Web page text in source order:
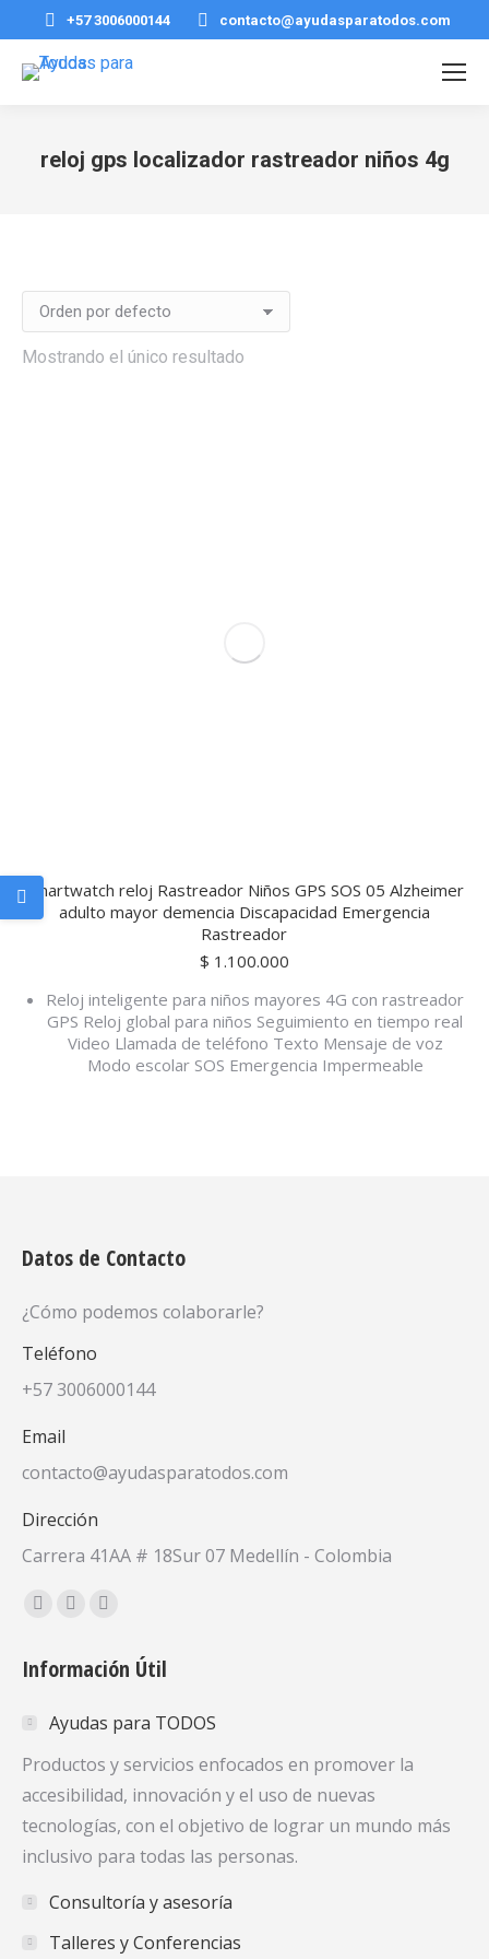
+57 3006000144 contacto@ayudasparatodos.com
reloj gps localizador rastreador niños 4g
Mostrando el único resultado
Smartwatch reloj Rastreador Niños GPS SOS 05 Alzheimer
adulto mayor demencia Discapacidad Emergencia
Rastreador
$ 1.100.000
Reloj inteligente para niños mayores 4G con rastreador
GPS Reloj global para niños Seguimiento en tiempo real
Video Llamada de teléfono Texto Mensaje de voz
Modo escolar SOS Emergencia Impermeable
Datos de Contacto
¿Cómo podemos colaborarle?
Teléfono
+57 3006000144
Email
contacto@ayudasparatodos.com
Dirección
Carrera 41AA # 18Sur 07 Medellín - Colombia
Encuéntranos en:
Facebook
opens
new
window
X
opens
new
window
YouTube
opens
new
window
Información Útil
Ayudas para TODOS
Productos y servicios enfocados en promover la
accesibilidad, innovación y el uso de nuevas
tecnologías, con el objetivo de lograr un mundo más
inclusivo para todas las personas.
Consultoría y asesoría
Talleres y Conferencias